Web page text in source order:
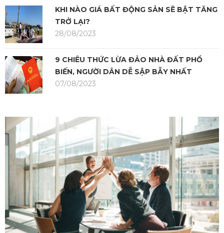
KHI NÀO GIÁ BẤT ĐỘNG SẢN SẼ BẬT TĂNG
TRỞ LẠI?
28/08/2023
9 CHIÊU THỨC LỪA ĐẢO NHÀ ĐẤT PHỔ
BIẾN, NGƯỜI DÂN DỄ SẬP BẪY NHẤT
07/08/2023